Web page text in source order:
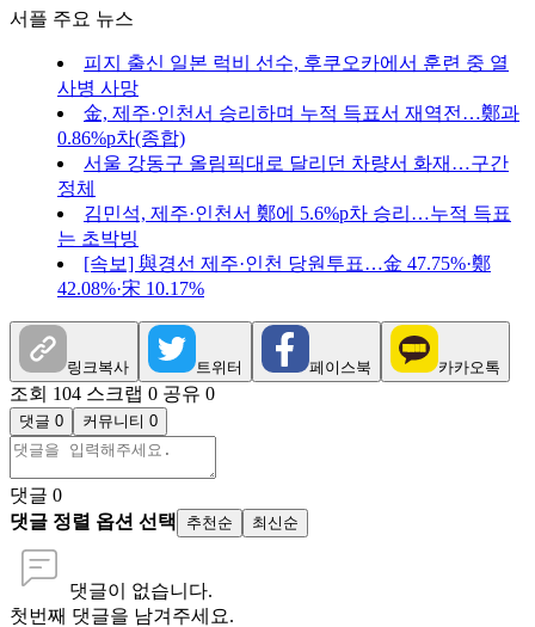
서플 주요 뉴스
피지 출신 일본 럭비 선수, 후쿠오카에서 훈련 중 열
사병 사망
金, 제주·인천서 승리하며 누적 득표서 재역전…鄭과
0.86%p차(종합)
서울 강동구 올림픽대로 달리던 차량서 화재…구간
정체
김민석, 제주·인천서 鄭에 5.6%p차 승리…누적 득표
는 초박빙
[속보] 與경선 제주·인천 당원투표…金 47.75%·鄭
42.08%·宋 10.17%
링크복사 트위터 페이스북 카카오톡
조회 104 스크랩 0 공유 0
댓글 0 커뮤니티 0
댓글 0
댓글 정렬 옵션 선택
추천순 최신순
댓글이 없습니다.
첫번째 댓글을 남겨주세요.